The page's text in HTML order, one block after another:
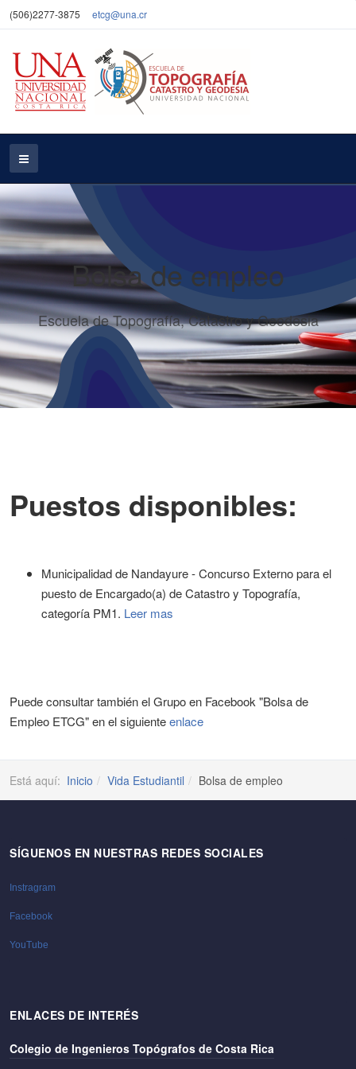
(506)2277-3875 etcg@una.cr
Bolsa de empleo
Escuela de Topografía, Catastro y Geodesia
Puestos disponibles:
Municipalidad de Nandayure - Concurso Externo para el
puesto de Encargado(a) de Catastro y Topografía,
categoría PM1. Leer mas
Puede consultar también el Grupo en Facebook "Bolsa de
Empleo ETCG" en el siguienteenlace
Está aquí: Inicio Vida Estudiantil Bolsa de empleo
SÍGUENOS EN NUESTRAS REDES SOCIALES
Instragram
Facebook
YouTube
ENLACES DE INTERÉS
Colegio de Ingenieros Topógrafos de Costa Rica